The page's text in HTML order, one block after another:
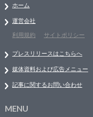
ホーム
運営会社
利用規約
サイトポリシー
プレスリリースはこちらへ
媒体資料および広告メニュー
記事に関するお問い合わせ
MENU